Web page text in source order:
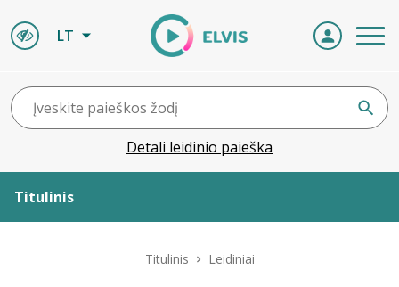
LT
Detali leidinio paieška
Titulinis
Titulinis Leidiniai